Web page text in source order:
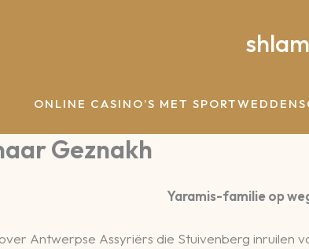
ONLINE CASINO’S MET
Geznakh
Yaramis-familie op
over Antwerpse Assyriërs die Stuivenberg inruilen